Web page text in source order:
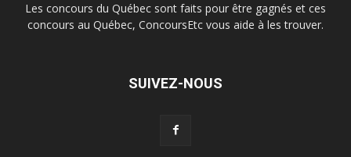
Les concours du Québec sont faits pour être gagnés et ces
concours au Québec, ConcoursEtc vous aide à les trouver.
SUIVEZ-NOUS